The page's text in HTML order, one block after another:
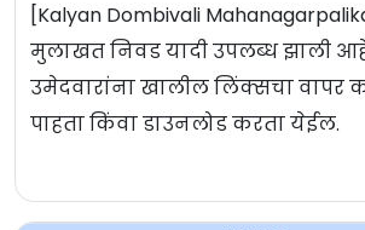
[Kalyan Dombivali
मुलाखत निवड यादी उपलब्ध झाली
उमेदवारांना खालील लिंक्सचा
पाहता किंवा डाउनलोड करता येईल.